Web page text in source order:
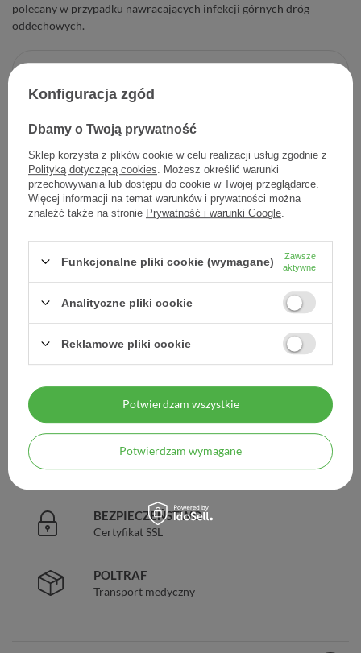
polecany w przypadku nawracających infekcji górnych dróg
oddechowych.
Cena jednostkowa1,33 zł / szt.
- + Dodaj do koszyka
Dodaj do listy zakupowej
Producent:
AFLOFARM FARMACJA POLSKA SP. Z O.O.
Kod produktu:5909991194741
DARMOWA DOSTAWA
Już od 149 zł !
Legalna apteka od 2006 r.
ZAUFANIE
98% zadowolonych klientów
BEZPIECZEŃSTWO
Certyfikat SSL
POLTRAF
Transport medyczny
Konfiguracja zgód
Dbamy o Twoją prywatność
Sklep korzysta z plików cookie w celu realizacji usług zgodnie z
Polityką dotyczącą cookies . Możesz określić warunki
przechowywania lub dostępu do cookie w Twojej przeglądarce.
Więcej informacji na temat warunków i prywatności można
znaleźć także na stronie Prywatność i warunki Google
Funkcjonalne pliki cookie (wymagane)
Zawsze
aktywne
Analityczne pliki cookie
Reklamowe pliki cookie
Potwierdzam wymagane
Potwierdzam wszystkie